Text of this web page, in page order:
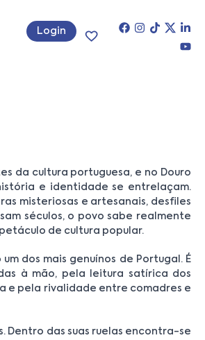
Login
da cultura portuguesa, e no Douro
e identidade se entrelaçam.
misteriosas e artesanais, desfiles
séculos, o povo sabe realmente
de cultura popular.
dos mais genuínos de Portugal. É
à mão, pela leitura satírica dos
e pela rivalidade entre comadres e
Dentro das suas ruelas encontra-se